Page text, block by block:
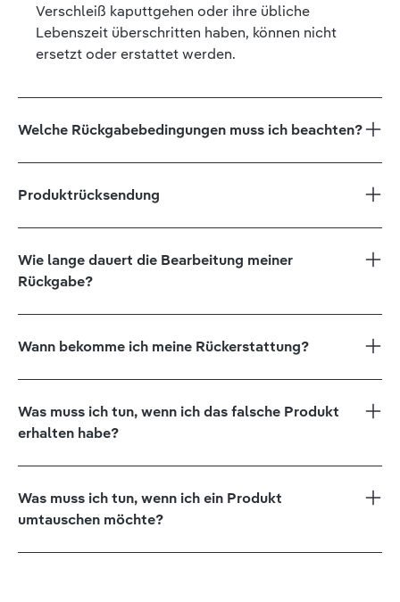
Verschleiß kaputtgehen oder ihre übliche
Lebenszeit überschritten haben, können nicht
ersetzt oder erstattet werden.
Welche Rückgabebedingungen muss ich beachten?
Produktrücksendung
Wie lange dauert die Bearbeitung meiner
Rückgabe?
Wann bekomme ich meine Rückerstattung?
Was muss ich tun, wenn ich das falsche Produkt
erhalten habe?
Was muss ich tun, wenn ich ein Produkt
umtauschen möchte?